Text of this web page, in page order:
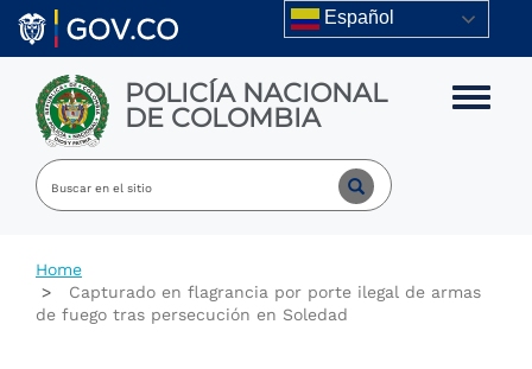
Skip to main content Español
POLICÍA NACIONAL
DE COLOMBIA Toggle
Home
Capturado en flagrancia por porte ilegal de armas
de fuego tras persecución en Soledad